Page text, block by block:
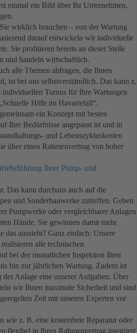
einmal ein Bild über Ihr Unternehmen,
wirklich brauchen – von der Wartung
darauf entwickeln wir individuelle
Sie profitieren bereits an dieser Stelle
und handeln wirtschaftlich.
alle Themen abfragen, die Ihnen
ist bei uns selbstverständlich. Das kann z.
individuellen Turnus für Ihre Wartungen
Hilfe im Havariefall“.
ein Konzept mit besten
Ihre Bedürfnisse angepasst ist und in
und Lebenszykluskosten
über einen Rahmenvertrag von hoher
Ihrer Pump- und
Das kann durchaus auch auf die
und Sonderbauwerke zutreffen. Geben
Pumpwerke oder vergleichbarer Anlagen
Hände. Sie gewinnen damit mehr
das aussieht? Ganz einfach: Unsere
alle technischen
bei der monatlichen Inspektion Ihrer
hin zur jährlichen Wartung. Zudem ist
der Anlage eine unserer Aufgaben. Über
wir Ihnen maximale Sicherheit und sind
Zeit mit unseren Experten vor
wie z. B. eine kostenfreie Reparatur oder
flexibel in Ihren Rahmenvertrag integriert